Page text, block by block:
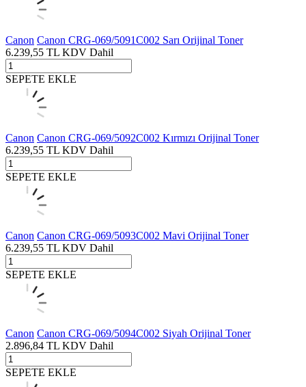
Canon Canon CRG-069/5091C002 Sarı Orijinal Toner
6.239,55 TL KDV Dahil
SEPETE EKLE
Canon Canon CRG-069/5092C002 Kırmızı Orijinal Toner
6.239,55 TL KDV Dahil
SEPETE EKLE
Canon Canon CRG-069/5093C002 Mavi Orijinal Toner
6.239,55 TL KDV Dahil
SEPETE EKLE
Canon Canon CRG-069/5094C002 Siyah Orijinal Toner
2.896,84 TL KDV Dahil
SEPETE EKLE